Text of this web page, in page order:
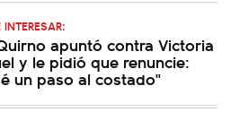
INTERESAR:
apuntó contra Victoria
y le pidió que renuncie:
un paso al costado"